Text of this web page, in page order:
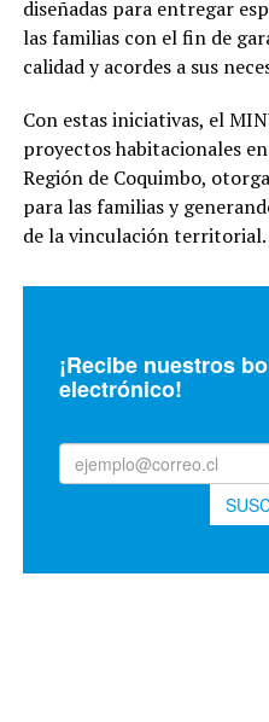
diseñadas para entregar
las familias con el fin de
calidad y acordes a sus
Con estas iniciativas, el
proyectos habitacionales
Región de Coquimbo,
para las familias y
de la vinculación territorial.